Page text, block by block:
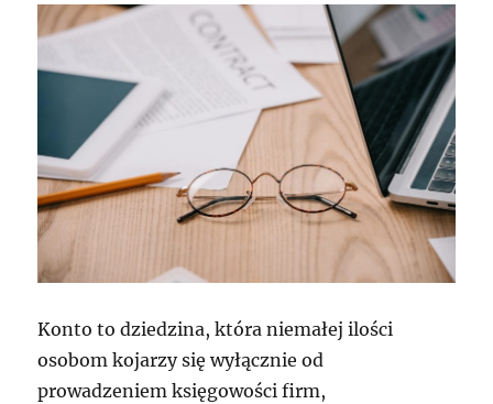
Konto to dziedzina, która niemałej ilości
osobom kojarzy się wyłącznie od
prowadzeniem księgowości firm,